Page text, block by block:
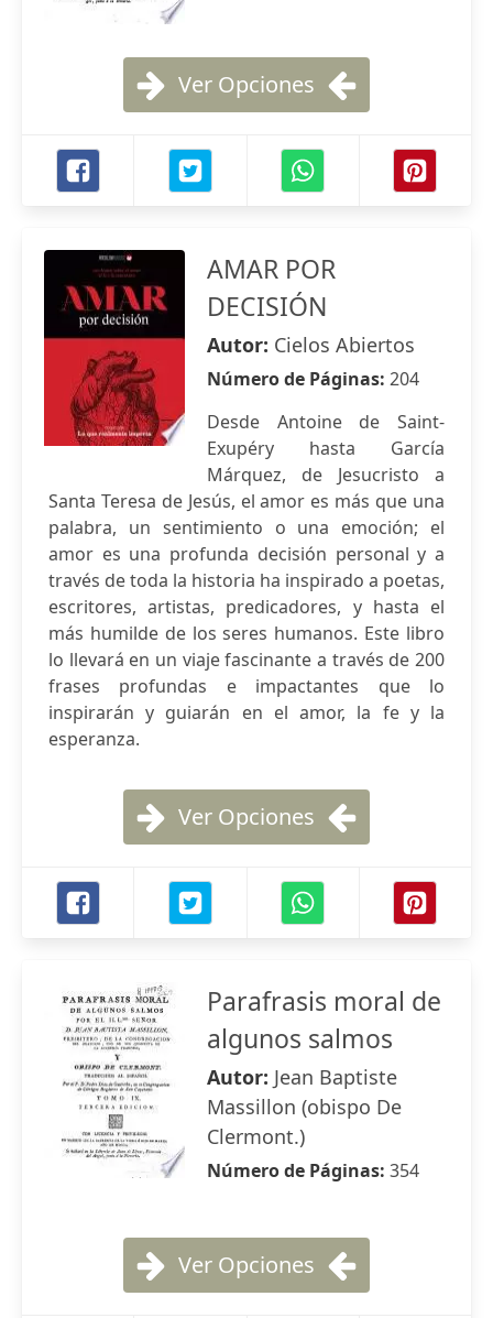
Ver Opciones
AMAR POR
DECISIÓN
Autor: Cielos Abiertos
Número de Páginas: 204
Desde Antoine de Saint-
Exupéry hasta García
Márquez, de Jesucristo a
Santa Teresa de Jesús, el amor es más que una
palabra, un sentimiento o una emoción; el
amor es una profunda decisión personal y a
través de toda la historia ha inspirado a poetas,
escritores, artistas, predicadores, y hasta el
más humilde de los seres humanos. Este libro
lo llevará en un viaje fascinante a través de 200
frases profundas e impactantes que lo
inspirarán y guiarán en el amor, la fe y la
esperanza.
Ver Opciones
Parafrasis moral de
algunos salmos
Autor: Jean Baptiste
Massillon (obispo De
Clermont.)
Número de Páginas: 354
Ver Opciones